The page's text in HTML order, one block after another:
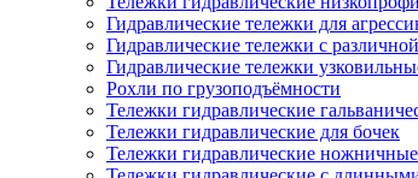
Гидравлические тележки для
Гидравлические тележки с
Гидравлические тележки
Рохли по грузоподъёмности
Тележки гидравлические
Тележки гидравлические для бочек
Тележки гидравлические ножничные